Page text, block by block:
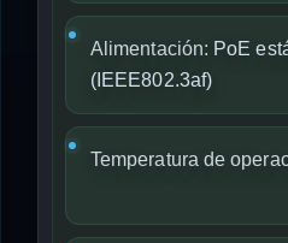
Alimentación: PoE
(IEEE802.3af)
Temperatura de